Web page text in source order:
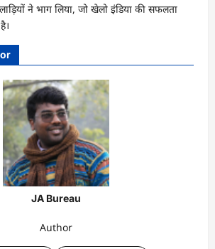
ने भाग लिया, जो खेलो इंडिया की सफलता
JA Bureau
Author